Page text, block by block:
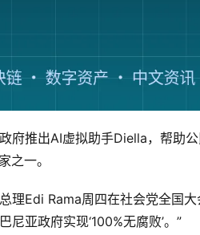
府推出AI虚拟助手Diella，帮助
之一。
理Edi Rama周四在社会党全国
尼亚政府实现‘100%无腐败’。”